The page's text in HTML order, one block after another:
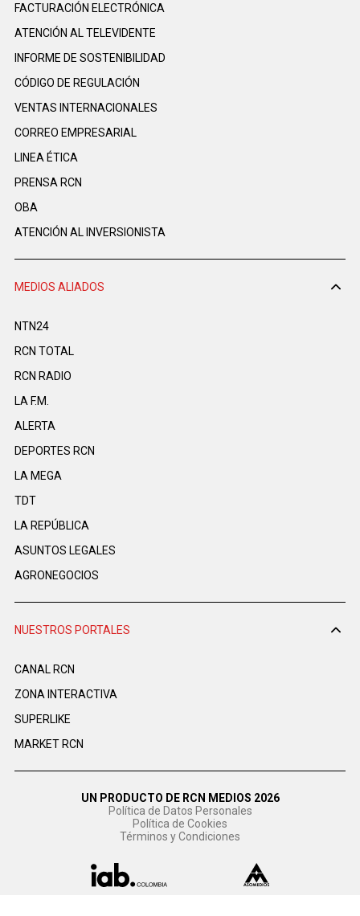
FACTURACIÓN ELECTRÓNICA
ATENCIÓN AL TELEVIDENTE
INFORME DE SOSTENIBILIDAD
CÓDIGO DE REGULACIÓN
VENTAS INTERNACIONALES
CORREO EMPRESARIAL
LINEA ÉTICA
PRENSA RCN
OBA
ATENCIÓN AL INVERSIONISTA
MEDIOS ALIADOS
NTN24
RCN TOTAL
RCN RADIO
LA F.M.
ALERTA
DEPORTES RCN
LA MEGA
TDT
LA REPÚBLICA
ASUNTOS LEGALES
AGRONEGOCIOS
NUESTROS PORTALES
CANAL RCN
ZONA INTERACTIVA
SUPERLIKE
MARKET RCN
UN PRODUCTO DE RCN MEDIOS 2026
Política de Datos Personales
Política de Cookies
Términos y Condiciones